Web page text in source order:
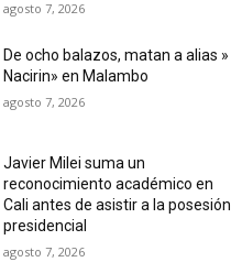
agosto 7, 2026
De ocho balazos, matan a alias »
Nacirin» en Malambo
agosto 7, 2026
Javier Milei suma un
reconocimiento académico en
Cali antes de asistir a la posesión
presidencial
agosto 7, 2026